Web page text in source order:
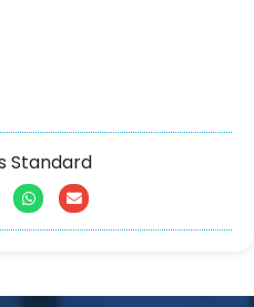
Standard